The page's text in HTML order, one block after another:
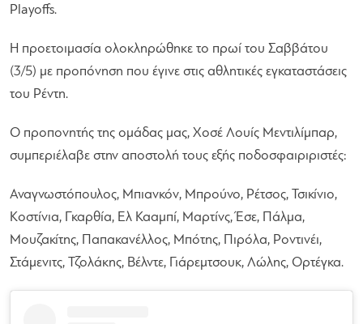
Playoffs.
Η προετοιμασία ολοκληρώθηκε το πρωί του Σαββάτου
(3/5) με προπόνηση που έγινε στις αθλητικές εγκαταστάσεις
του Ρέντη.
Ο προπονητής της ομάδας μας, Χοσέ Λουίς Μεντιλίμπαρ,
συμπεριέλαβε στην αποστολή τους εξής ποδοσφαιριριστές:
Αναγνωστόπουλος, Μπιανκόν, Μπρούνο, Ρέτσος, Τσικίνιο,
Κοστίνια, Γκαρθία, Ελ Κααμπί, Μαρτίνς, Έσε, Πάλμα,
Μουζακίτης, Παπακανέλλος, Μπότης, Πιρόλα, Ροντινέι,
Στάμενιτς, Τζολάκης, Βέλντε, Γιάρεμτσουκ, Λώλης, Ορτέγκα.